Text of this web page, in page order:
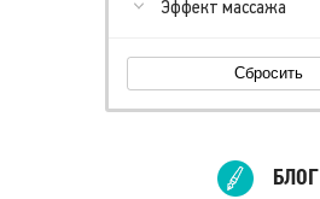
Эффект массажа
Сбросить
БЛОГ